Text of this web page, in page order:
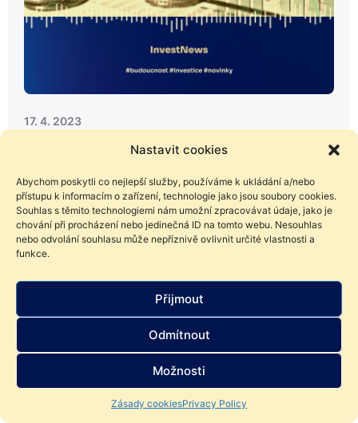
Nastavit cookies
Abychom poskytli co nejlepší služby, používáme k ukládání a/nebo
přístupu k informacím o zařízení, technologie jako jsou soubory cookies.
Souhlas s těmito technologiemi nám umožní zpracovávat údaje, jako je
chování při procházení nebo jedinečná ID na tomto webu. Nesouhlas
nebo odvolání souhlasu může nepříznivě ovlivnit určité vlastnosti a
funkce.
Přijmout
Odmítnout
Možnosti
Zásady cookiesPrivacy Policy
17. 4. 2023
InvestNews – Trpělivost na trzích nese
Co přinesl svět investic minulý týden? Přečtěte si první díl
investičních novinek, který bude vycházet pravidelně
každé pondělí.